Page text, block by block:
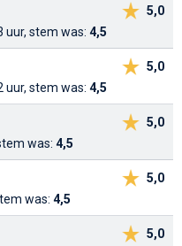
5,0
uur, stem was: 4,5
5,0
uur, stem was: 4,5
5,0
was: 4,5
5,0
was: 4,5
5,0